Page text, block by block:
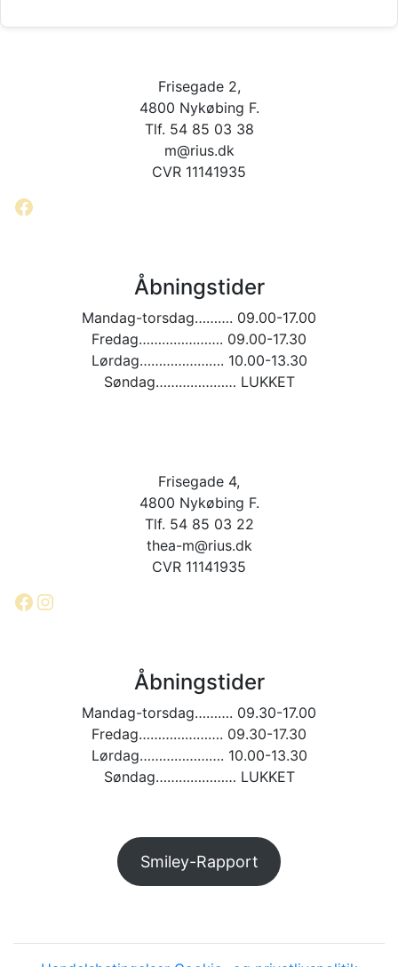
Frisegade 2,
4800 Nykøbing F.
Tlf. 54 85 03 38
m@rius.dk
CVR 11141935
Facebook
Åbningstider
Mandag-torsdag………. 09.00-17.00
Fredag…………………. 09.00-17.30
Lørdag…………………. 10.00-13.30
Søndag………………… LUKKET
Frisegade 4,
4800 Nykøbing F.
Tlf. 54 85 03 22
thea-m@rius.dk
CVR 11141935
Facebook
Instagram
Åbningstider
Mandag-torsdag………. 09.30-17.00
Fredag…………………. 09.30-17.30
Lørdag…………………. 10.00-13.30
Søndag………………… LUKKET
Smiley-Rapport